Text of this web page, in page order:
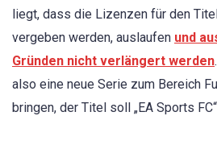
liegt, dass die Lizenzen für den
vergeben werden, auslaufen und
Gründen nicht verlängert werden
also eine neue Serie zum Bereich
bringen, der Titel soll „EA Sports